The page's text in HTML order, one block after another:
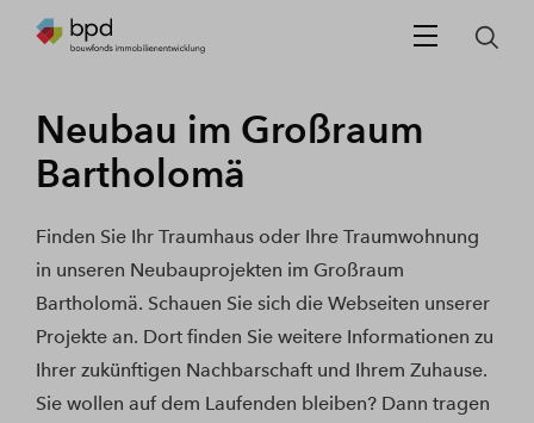
Neubau im Großraum
Bartholomä
Finden Sie Ihr Traumhaus oder Ihre Traumwohnung
in unseren Neubauprojekten im Großraum
Bartholomä. Schauen Sie sich die Webseiten unserer
Projekte an. Dort finden Sie weitere Informationen zu
Ihrer zukünftigen Nachbarschaft und Ihrem Zuhause.
Sie wollen auf dem Laufenden bleiben? Dann tragen